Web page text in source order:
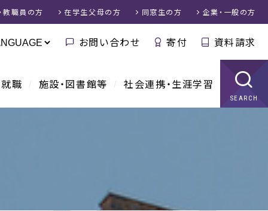
職 施設・図書館等 社会連携・生涯学習
SEARCH
教職員 の方 在学生父母の方 同窓生の方 企業・一般の方
お問い合わせ 寄付 資料請求